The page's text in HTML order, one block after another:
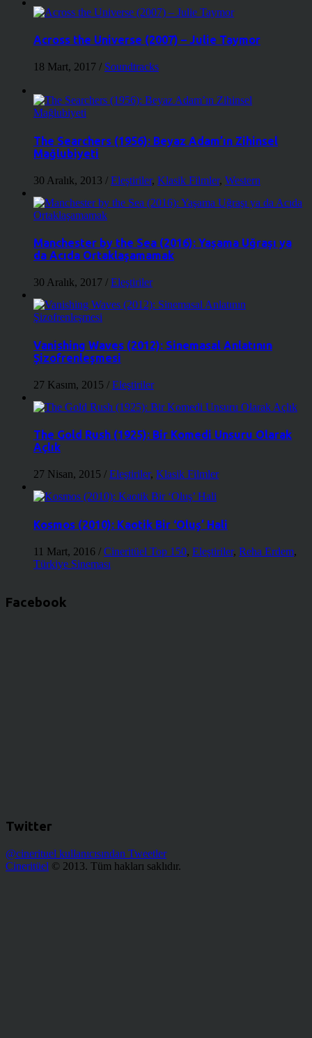
Across the Universe (2007) – Julie Taymor
18 Mart, 2017 / Soundtracks
The Searchers (1956): Beyaz Adam’ın Zihinsel
Mağlubiyeti
30 Aralık, 2013 / Eleştiriler, Klasik Filmler, Western
Manchester by the Sea (2016): Yaşama Uğraşı ya
da Acıda Ortaklaşamamak
30 Aralık, 2017 / Eleştiriler
Vanishing Waves (2012): Sinemasal Anlatının
Şizofrenleşmesi
27 Kasım, 2015 / Eleştiriler
The Gold Rush (1925): Bir Komedi Unsuru Olarak
Açlık
27 Nisan, 2015 / Eleştiriler, Klasik Filmler
Kosmos (2010): Kaotik Bir ‘Oluş’ Hali
11 Mart, 2016 / Cineritüel Top 150, Eleştiriler, Reha Erdem,
Türkiye Sineması
Facebook
Twitter
@cinerituel kullanıcısından Tweetler
Cineritüel © 2013. Tüm hakları saklıdır.